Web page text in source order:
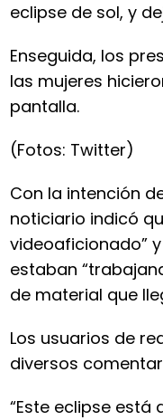
eclipse de sol, y
Enseguida, los
las mujeres
pantalla.
(Fotos: Twitter)
Con la intención
noticiario indicó
videoaficionado”
estaban
de material que
Los usuarios de
diversos
“Este eclipse está